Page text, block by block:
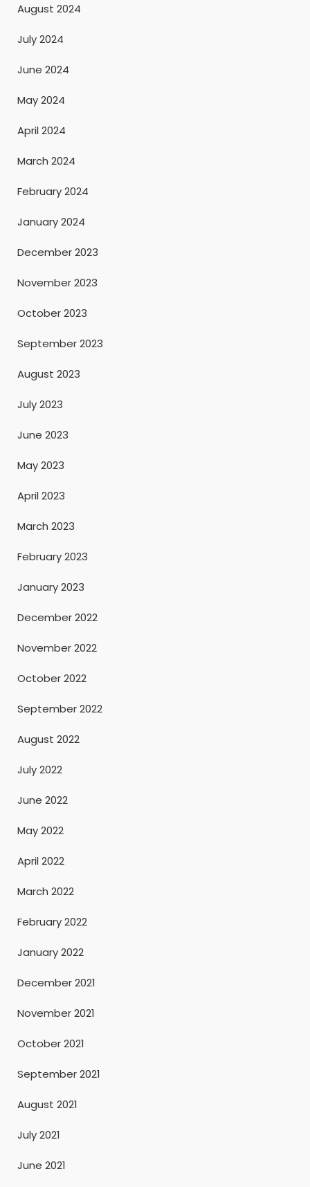
August 2024
July 2024
June 2024
May 2024
April 2024
March 2024
February 2024
January 2024
December 2023
November 2023
October 2023
September 2023
August 2023
July 2023
June 2023
May 2023
April 2023
March 2023
February 2023
January 2023
December 2022
November 2022
October 2022
September 2022
August 2022
July 2022
June 2022
May 2022
April 2022
March 2022
February 2022
January 2022
December 2021
November 2021
October 2021
September 2021
August 2021
July 2021
June 2021